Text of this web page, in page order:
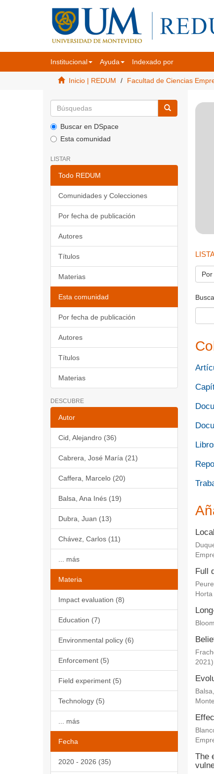
Institucional Ayuda Indexado por
Inicio | REDUM Facultad de Ciencias
Buscar en DSpace
Esta comunidad
LISTAR
Todo REDUM
Comunidades y Colecciones
Por fecha de publicación
Autores
Títulos
Materias
Esta comunidad
Por fecha de publicación
Autores
Títulos
Materias
DESCUBRE
Autor
Cid, Alejandro (36)
Cabrera, José María (21)
Caffera, Marcelo (20)
Balsa, Ana Inés (19)
Dubra, Juan (13)
Chávez, Carlos (11)
... más
Materia
Impact evaluation (8)
Education (7)
Environmental policy (6)
Enforcement (5)
Field experiment (5)
Technology (5)
... más
Fecha
2020 - 2026 (35)
Full
2021)
The